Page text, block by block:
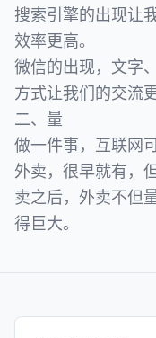
搜索引擎的出现让
效率更高。
微信的出现，文字
方式让我们的交流
二、量
做一件事，互联网
外卖，很早就有，
卖之后，外卖不但
得巨大。